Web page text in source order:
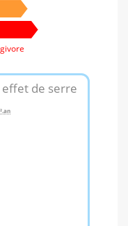
effet de serre